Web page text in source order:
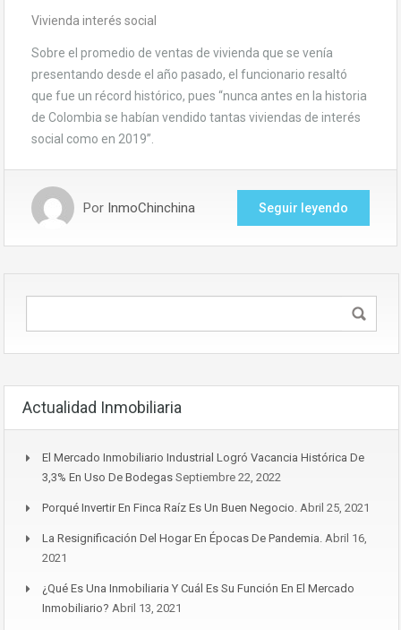
Vivienda interés social
Sobre el promedio de ventas de vivienda que se venía
presentando desde el año pasado, el funcionario resaltó
que fue un récord histórico, pues “nunca antes en la historia
de Colombia se habían vendido tantas viviendas de interés
social como en 2019”.
Por InmoChinchina Seguir leyendo
Actualidad Inmobiliaria
El Mercado Inmobiliario Industrial Logró Vacancia Histórica De
3,3% En Uso De Bodegas Septiembre 22, 2022
Porqué Invertir En Finca Raíz Es Un Buen Negocio. Abril 25, 2021
La Resignificación Del Hogar En Épocas De Pandemia. Abril 16,
2021
¿Qué Es Una Inmobiliaria Y Cuál Es Su Función En El Mercado
Inmobiliario? Abril 13, 2021